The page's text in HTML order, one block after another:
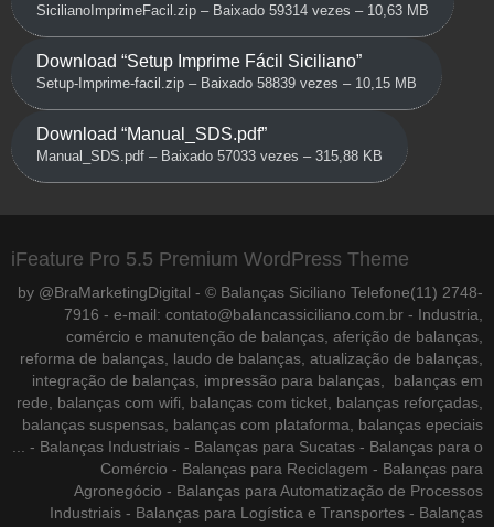
SicilianoImprimeFacil.zip – Baixado 59314 vezes – 10,63 MB
Download “Setup Imprime Fácil Siciliano”
Setup-Imprime-facil.zip – Baixado 58839 vezes – 10,15 MB
Download “Manual_SDS.pdf”
Manual_SDS.pdf – Baixado 57033 vezes – 315,88 KB
iFeature Pro 5.5 Premium WordPress Theme
by @BraMarketingDigital - © Balanças Siciliano Telefone(11) 2748-
7916 - e-mail: contato@balancassiciliano.com.br - Industria,
comércio e manutenção de balanças, aferição de balanças,
reforma de balanças, laudo de balanças, atualização de balanças,
integração de balanças, impressão para balanças, balanças em
rede, balanças com wifi, balanças com ticket, balanças reforçadas,
balanças suspensas, balanças com plataforma, balanças epeciais
... - Balanças Industriais - Balanças para Sucatas - Balanças para o
Comércio - Balanças para Reciclagem - Balanças para
Agronegócio - Balanças para Automatização de Processos
Industriais - Balanças para Logística e Transportes - Balanças